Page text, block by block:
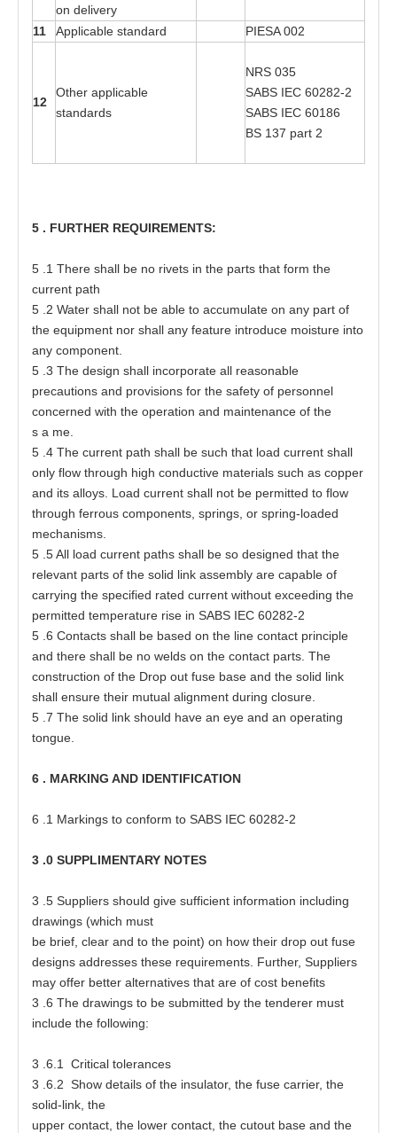
on delivery
11 Applicable standard PIESA 002
12
Other applicable
standards
NRS 035
SABS IEC 60282-2
SABS IEC 60186
BS 137 part 2
5 . FURTHER REQUIREMENTS:
5 .1 There shall be no rivets in the parts that form the
current path
5 .2 Water shall not be able to accumulate on any part of
the equipment nor shall any feature introduce moisture into
any component.
5 .3 The design shall incorporate all reasonable
precautions and provisions for the safety of personnel
concerned with the operation and maintenance of the
s a me
5 .4 The current path shall be such that load current shall
only flow through high conductive materials such as copper
and its alloys . Load current shall not be permitted to flow
through ferrous components springs , or spring-loaded
mechanisms
5 .5 All load current paths shall be so designed that the
relevant parts of the solid link assembly are capable of
carrying the specified rated current without exceeding the
permitted temperature rise in SABS IEC 60282-2
5 .6 Contacts shall be based on the line contact principle
and there shall be no welds on the contact parts The
construction of the Drop out fuse base and the solid link
shall ensure their mutual alignment during closure
5 .7 The solid link should have an eye and an operating
tongue
6 . MARKING AND IDENTIFICATION
6 .1 Markings to conform to SABS IEC 60282-2
3 .0 SUPPLIMENTARY NOTES
3 .5 Suppliers should give sufficient information including
drawings (which must
be brief, clear and to the point) on how their drop out fuse
designs addresses these requirements. Further, Suppliers
may offer better alternatives that are of cost benefits
3 .6 The drawings to be submitted by the tenderer must
include the following:
3 .6.1 Critical tolerances
3 .6.2 Show details of the insulator, the fuse carrier, the
solid-link, the
upper contact, the lower contact the cutout base and the